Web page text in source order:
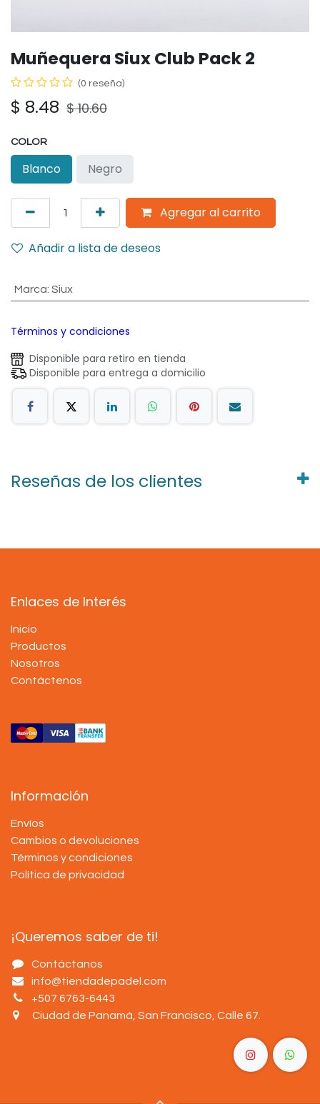
Muñequera Siux Club Pack 2
(0 reseña)
$ 8.48 $10.60
COLOR
Blanco Negro
Agregar al carrito
Añadir a lista de deseos
Marca: Siux
Términos y condiciones
Disponible para retiro en tienda
Disponible para entrega a domicilio
Reseñas de los clientes
Enlaces de Interés
Inicio
Productos
Nosotros
Contáctenos
Información
Envíos
Cambios o devoluciones
Términos y condiciones
Política de privacidad
¡Queremos saber de ti!
Contáctanos
info@tiendadepadel.com
+507 6763-6443
Ciudad de Panamá, San Francisco, Calle 67.